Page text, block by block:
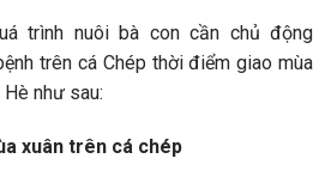
trình nuôi bà con cần chủ động
trên cá Chép thời điểm giao mùa
như sau:
xuân trên cá chép